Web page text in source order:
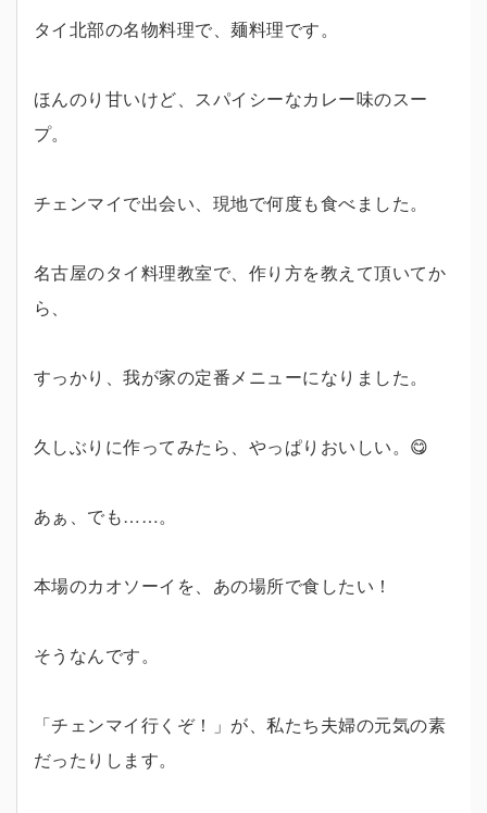
タイ北部の名物料理で、麺料理です。
ほんのり甘いけど、スパイシーなカレー味のスー
プ。
チェンマイで出会い、現地で何度も食べました。
名古屋のタイ料理教室で、作り方を教えて頂いてか
ら、
すっかり、我が家の定番メニューになりました。
久しぶりに作ってみたら、やっぱりおいしい。😋
あぁ、でも……。
本場のカオソーイを、あの場所で食したい！
そうなんです。
「チェンマイ行くぞ！」が、私たち夫婦の元気の素
だったりします。